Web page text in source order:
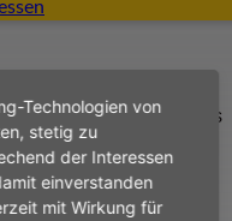
des Industriestandorts
Technologien von
stetig zu
der Interessen
einverstanden
mit Wirkung für